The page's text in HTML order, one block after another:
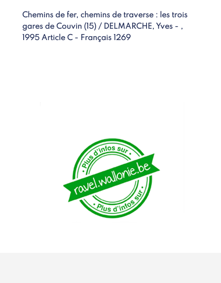
Chemins de fer, chemins de traverse : les trois
gares de Couvin (15) / DELMARCHE, Yves - ,
1995 Article C - Français 1269